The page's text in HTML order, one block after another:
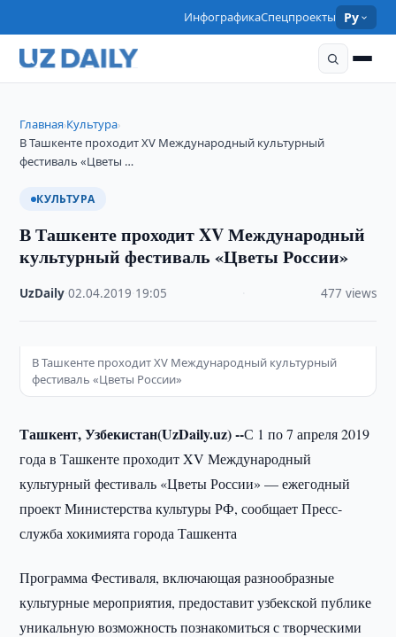
ИнфографикаСпецпроекты Ру
Главная›Культура›
В Ташкенте проходит XV Международный культурный
фестиваль «Цветы …
КУЛЬТУРА
В Ташкенте проходит XV Международный
культурный фестиваль «Цветы России»
UzDaily ·02.04.2019 19:05 477 views
В Ташкенте проходит XV Международный культурный
фестиваль «Цветы России»
Ташкент, Узбекистан(UzDaily.uz) --С 1 по 7 апреля 2019
года в Ташкенте проходит XV Международный
культурный фестиваль «Цветы России» — ежегодный
проект Министерства культуры РФ, сообщает Пресс-
служба хокимията города Ташкента
Программа Фестиваля, включающая разнообразные
культурные мероприятия, предоставит узбекской публике
уникальную возможность познакомиться с творческими